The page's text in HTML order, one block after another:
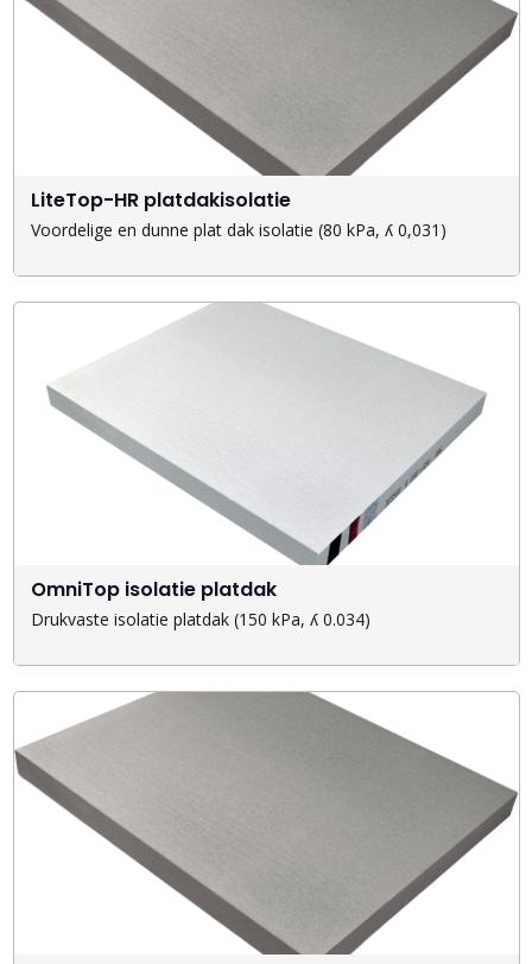
LiteTop-HR platdakisolatie
Voordelige en dunne plat dak isolatie (80 kPa, ʎ 0,031)
OmniTop isolatie platdak
Drukvaste isolatie platdak (150 kPa, ʎ 0.034)